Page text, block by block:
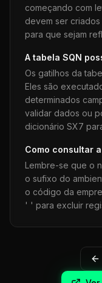
começando com
devem ser
para que sejam
A tabela SQN
Os gatilhos da
Eles são
determinados
validar dados ou
dicionário SX7
Como consultar a
Lembre-se que o
o sufixo do
o código da
' ' para excluir